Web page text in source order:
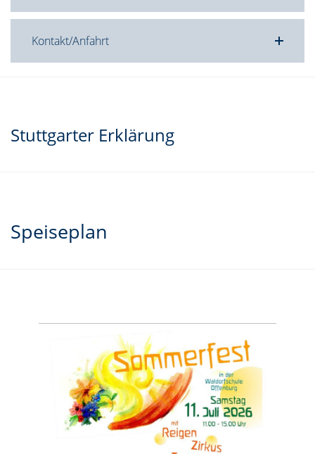
Kontakt/Anfahrt
Stuttgarter Erklärung
Speiseplan